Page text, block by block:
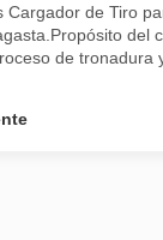
Cargador de Tiro
del
de tronadura